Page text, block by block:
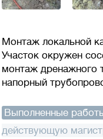
Монтаж локальной
Участок окружен
монтаж дренажного
напорный
Выполненные
действующую